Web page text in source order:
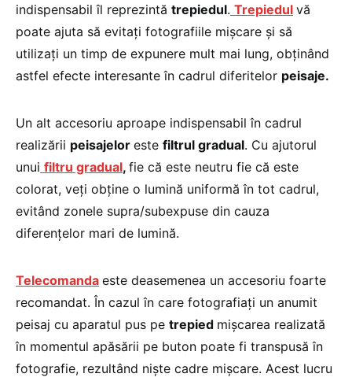
indispensabil îl reprezintă trepiedul. Trepiedul vă
poate ajuta să evitaţi fotografiile mişcare şi să
utilizaţi un timp de expunere mult mai lung, obţinând
astfel efecte interesante în cadrul diferitelor peisaje.
Un alt accesoriu aproape indispensabil în cadrul
realizării peisajelor este filtrul gradual. Cu ajutorul
unui filtru gradual, fie că este neutru fie că este
colorat, veţi obţine o lumină uniformă în tot cadrul,
evitând zonele supra/subexpuse din cauza
diferenţelor mari de lumină.
Telecomanda este deasemenea un accesoriu foarte
recomandat. În cazul în care fotografiaţi un anumit
peisaj cu aparatul pus pe trepied mişcarea realizată
în momentul apăsării pe buton poate fi transpusă în
fotografie, rezultând nişte cadre mişcare. Acest lucru